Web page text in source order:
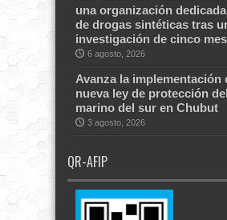
una organización
de drogas sintéticas tras
investigación de cinco
6 agosto, 2026
Avanza la implementación
nueva ley de protección
marino del sur en Chubut
3 agosto, 2026
QR-AFIP